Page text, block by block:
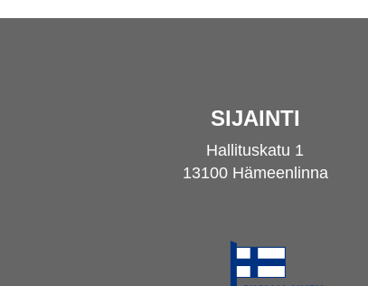
SIJAINTI
Hallituskatu 1
13100 Hämeenlinna